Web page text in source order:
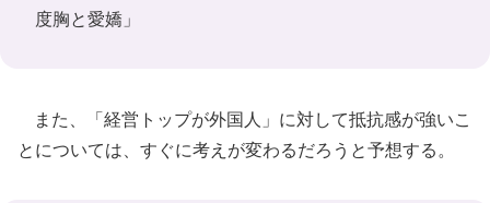
度胸と愛嬌」
また、「経営トップが外国人」に対して抵抗感が強いこ
とについては、すぐに考えが変わるだろうと予想する。